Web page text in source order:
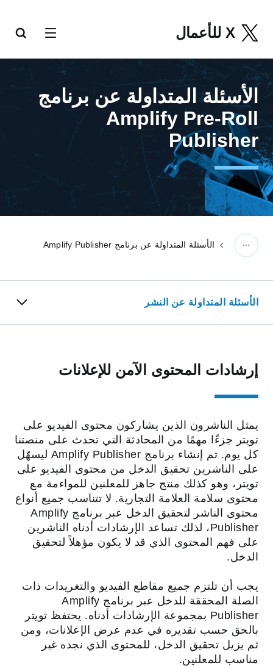
X للأعمال
‏‫الأسئلة المتداولة‬ عن برنامج
Amplify Pre-Roll
Publisher
الأسئلة المتداولة‬ عن النشر
إرشادات المحتوى الآمن للإعلانات
يمثل الناشرون الذين يشاركون محتوى الفيديو على
تويتر جزءًا مهمًا من المحادثة التي تحدث على منصتنا
كل يوم. تم إنشاء برنامج Amplify Publisher ليسهّل
على الناشرين تحقيق الدخل من محتوى الفيديو على
تويتر، وهو كذلك منتج جاهز للمعلنين للمواءمة مع
محتوى سلامة العلامة التجارية. لا تتناسب جميع أنواع
محتوى الناشر لتحقيق الدخل عبر برنامج Amplify
Publisher، لذلك تساعد الإرشادات أدناه الناشرين
على فهم المحتوى الذي قد لا يكون مؤهلاً لتحقيق
الدخل.
يجب أن تلتزم جميع مقاطع الفيديو والتغريدات ذات
الصلة المحققة للدخل عبر برنامج Amplify
Publisher بمجموعة الإرشادات أدناه. يحتفظ تويتر
بالحق حسب تقديره في عدم عرض الإعلانات، ومن
ثم يزيل تحقيق الدخل، للمحتوى الذي نجده غير
مناسب للمعلنين.